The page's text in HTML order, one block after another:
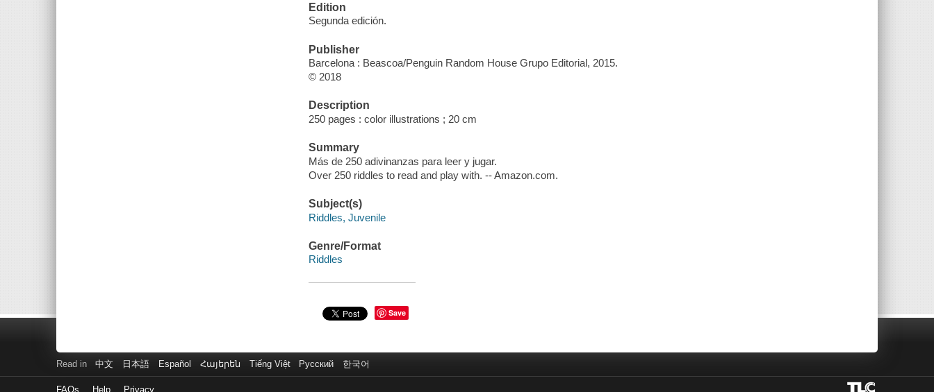
Edition
Segunda edición.
Publisher
Barcelona : Beascoa/Penguin Random House Grupo Editorial, 2015.
© 2018
Description
250 pages : color illustrations ; 20 cm
Summary
Más de 250 adivinanzas para leer y jugar.
Over 250 riddles to read and play with. -- Amazon.com.
Subject(s)
Riddles, Juvenile
Genre/Format
Riddles
Save
Read in 中文 日本語 Español Հայերեն Tiếng Việt Русский 한국어
FAQs Help Privacy